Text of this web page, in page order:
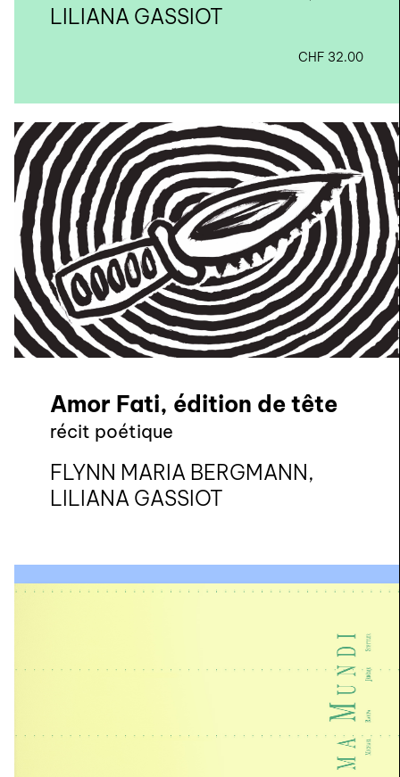
LILIANA GASSIOT
CHF 32.00
Amor Fati, édition de tête
récit poétique
FLYNN MARIA BERGMANN,
LILIANA GASSIOT